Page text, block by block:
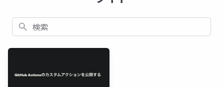
検索